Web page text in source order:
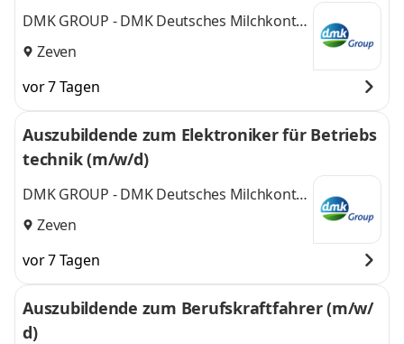
DMK GROUP - DMK Deutsches Milchkontor
GmbH
Zeven
vor 7 Tagen
Auszubildende zum Elektroniker für Betriebs
technik (m/w/d)
DMK GROUP - DMK Deutsches Milchkontor
GmbH
Zeven
vor 7 Tagen
Auszubildende zum Berufskraftfahrer (m/w/
d)